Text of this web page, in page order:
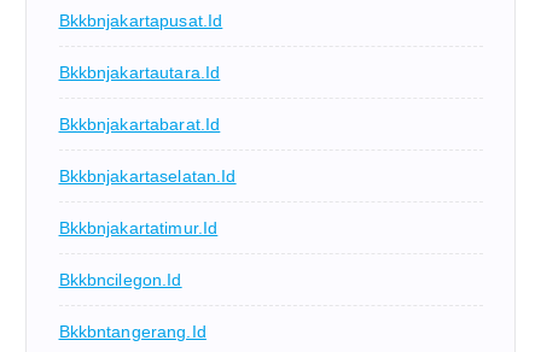
Bkkbnjakartapusat.id
Bkkbnjakartautara.id
Bkkbnjakartabarat.id
Bkkbnjakartaselatan.id
Bkkbnjakartatimur.id
Bkkbncilegon.id
Bkkbntangerang.id